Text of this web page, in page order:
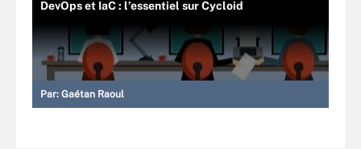
DevOps et IaC : l’essentiel sur Cycloid
Par: Gaétan Raoul